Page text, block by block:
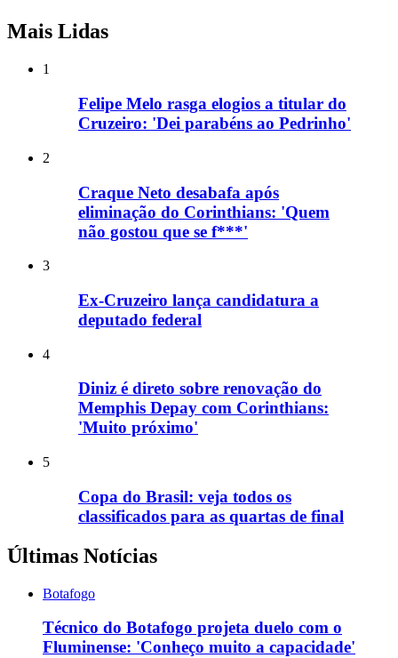
Mais Lidas
1
Felipe Melo rasga elogios a titular do
Cruzeiro: 'Dei parabéns ao Pedrinho'
2
Craque Neto desabafa após
eliminação do Corinthians: 'Quem
não gostou que se f***'
3
Ex-Cruzeiro lança candidatura a
deputado federal
4
Diniz é direto sobre renovação do
Memphis Depay com Corinthians:
'Muito próximo'
5
Copa do Brasil: veja todos os
classificados para as quartas de final
Últimas Notícias
Botafogo
Técnico do Botafogo projeta duelo com o
Fluminense: 'Conheço muito a capacidade'